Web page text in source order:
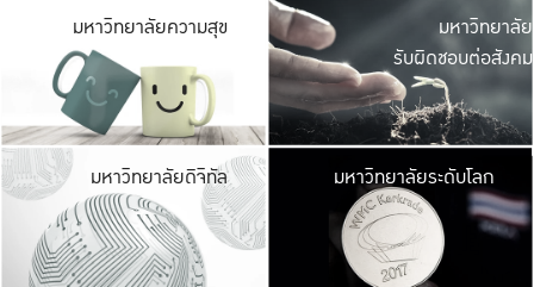
มหาวิทยาลัยความสุข มหาวิ
ค
เปิดประ
และพบเรื่องราวใ
มหาวิทยาลัย
รับผิดชอบต่อสังคม
มหาวิทยาลัยดิจิทัล มหาวิ
เปลี่ยนแปลง แล
เพื่อทำง
ระบบสารสนเทศ
มหาวิทยาลัยระดับโลก